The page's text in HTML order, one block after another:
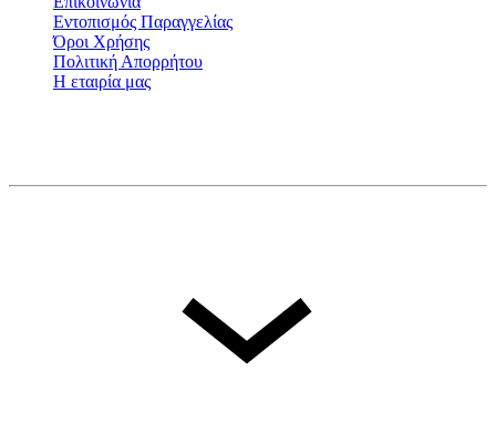
Εντοπισμός Παραγγελίας
Όροι Χρήσης
Πολιτική Απορρήτου
Η εταιρία μας